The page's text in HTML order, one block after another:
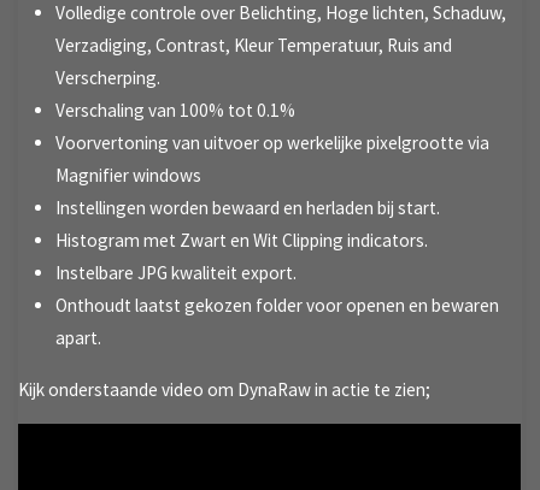
Volledige controle over Belichting, Hoge lichten, Schaduw,
Verzadiging, Contrast, Kleur Temperatuur, Ruis and
Verscherping.
Verschaling van 100% tot 0.1%
Voorvertoning van uitvoer op werkelijke pixelgrootte via
Magnifier windows
Instellingen worden bewaard en herladen bij start.
Histogram met Zwart en Wit Clipping indicators.
Instelbare JPG kwaliteit export.
Onthoudt laatst gekozen folder voor openen en bewaren
apart.
Kijk onderstaande video om DynaRaw in actie te zien;